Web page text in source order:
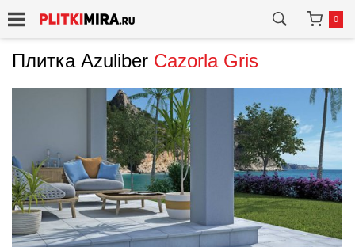
0
Плитка Azuliber Cazorla Gris